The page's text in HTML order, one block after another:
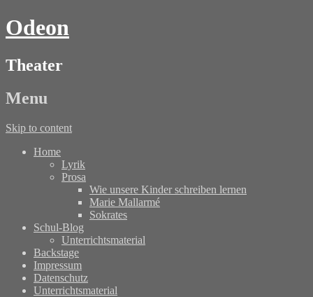
Odeon
Theater
Menu
Skip to content
Home
Lyrik
Prosa
Wie unsere Kinder schreiben lernen
Marie Mallarmé
Sokrates
Schul-Blog
Unterrichtsmaterial
Backstage
Impressum
Datenschutz
Unterrichtsmaterial